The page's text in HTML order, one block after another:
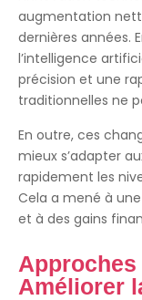
augmentation
dernières années.
l’intelligence
précision et une
traditionnelles ne
En outre, ces
mieux s’adapter
rapidement les
Cela a mené à
et à des gains
Améliorer